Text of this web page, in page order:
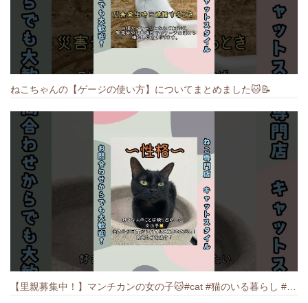
ねこちゃんの【ゲージの使い方】についてまとめました️🐱📝
【里親募集中！】マンチカンの女の子🐱#cat #猫のいる暮らし #ねこ #munchkin #里親募集中